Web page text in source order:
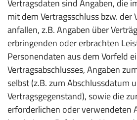
Vertragsdaten sind Angaben, die
mit dem Vertragsschluss bzw. der
anfallen, z.B. Angaben über
erbringenden oder erbrachten
Personendaten aus dem Vorfeld
Vertragsabschlusses, Angaben
selbst (z.B. zum Abschlussdatum
Vertragsgegenstand), sowie die
erforderlichen oder verwendeten